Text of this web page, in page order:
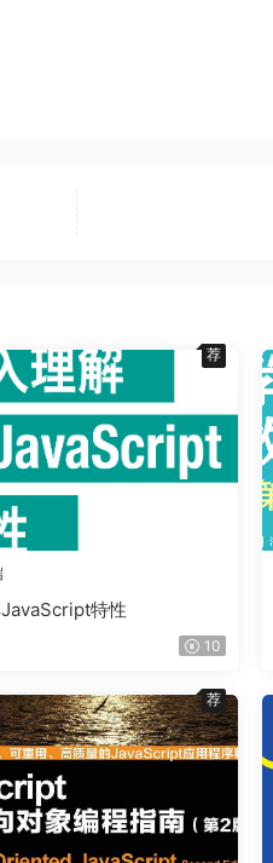
特性
10
荐
荐